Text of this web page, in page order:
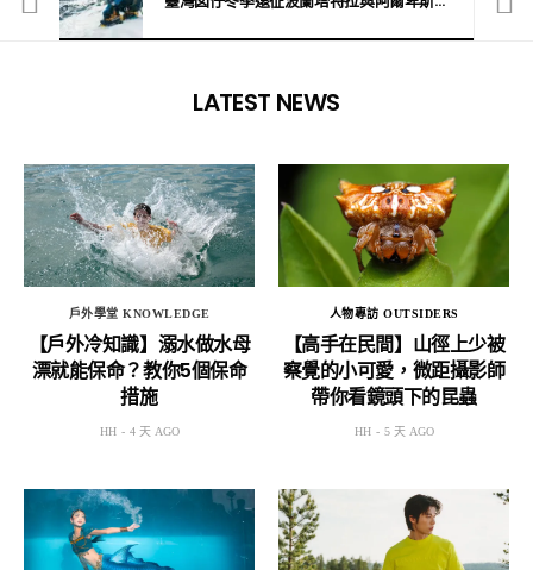
LATEST NEWS
戶外學堂 KNOWLEDGE
【戶外冷知識】溺水做水母
漂就能保命？教你5個保命
措施
HH 4 天 AGO
人物專訪 OUTSIDERS
【高手在民間】山徑上少被
察覺的小可愛，微距攝影師
帶你看鏡頭下的昆蟲
HH 5 天 AGO